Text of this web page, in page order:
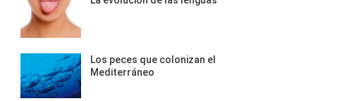
Los peces que colonizan el
Mediterráneo